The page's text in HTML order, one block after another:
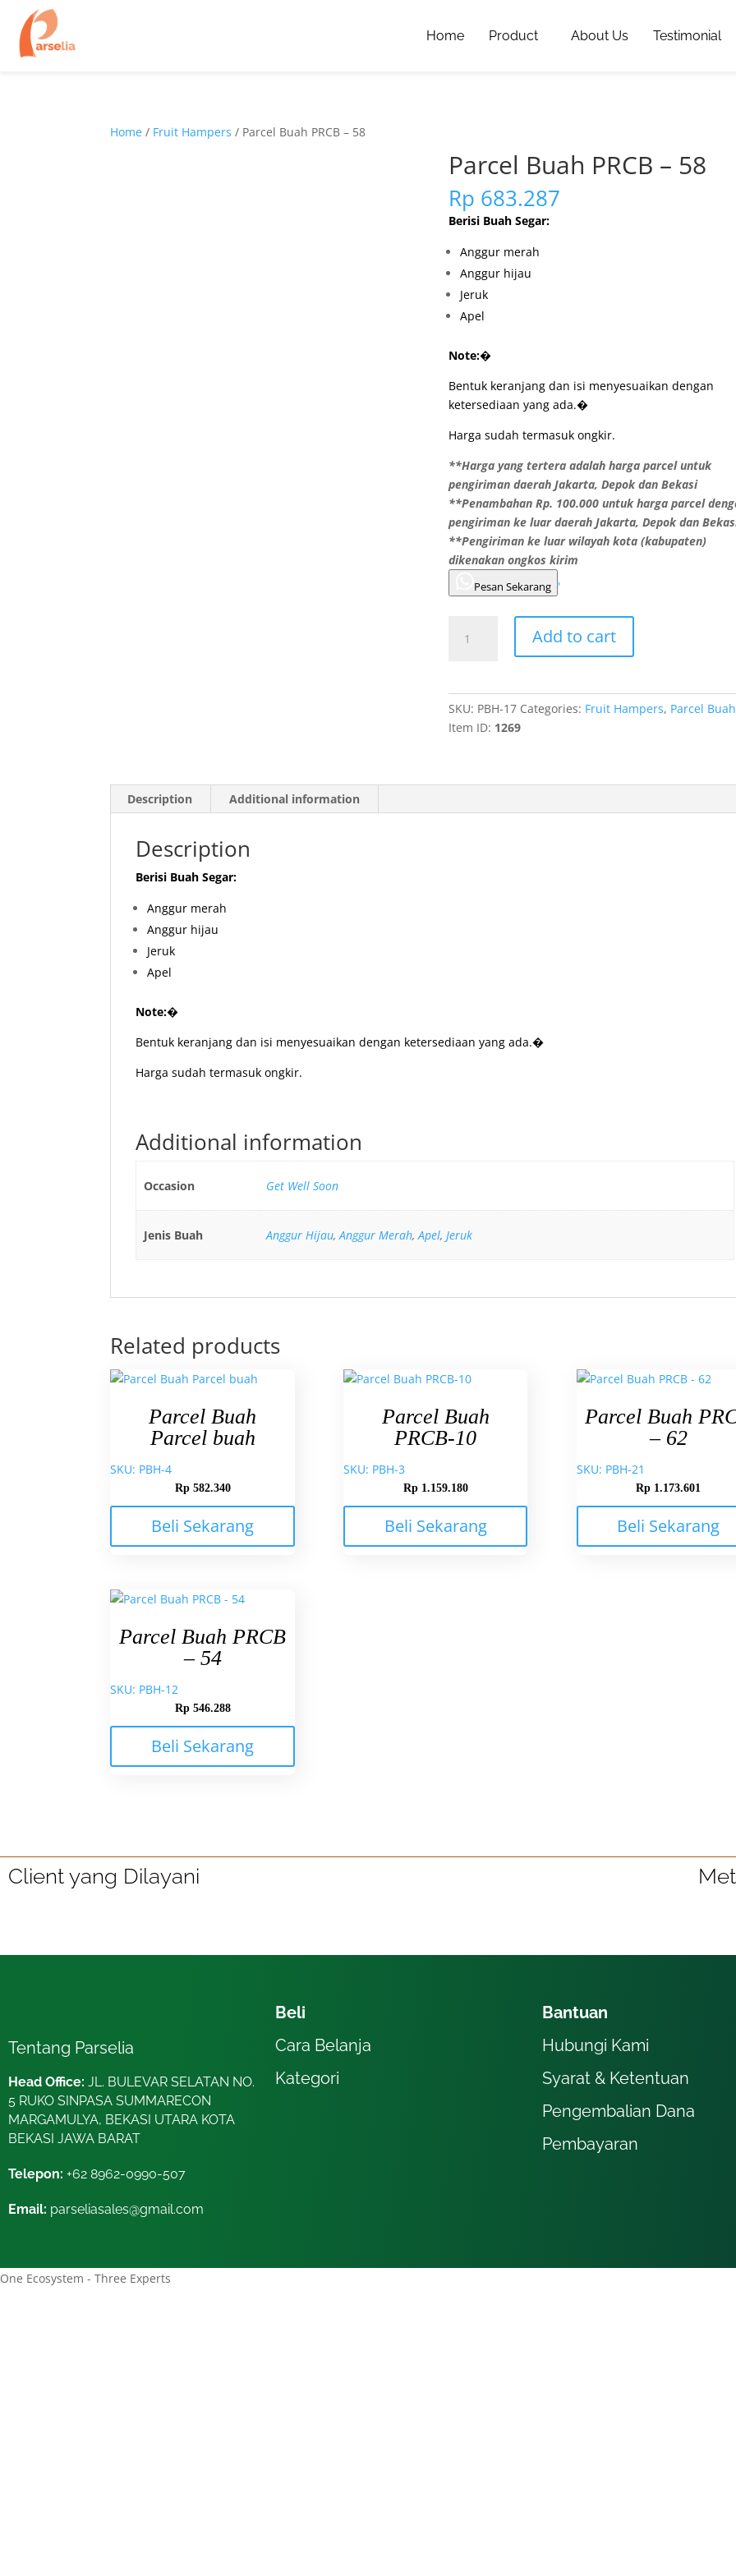
Home Product About Us Testimonial
Home / Fruit Hampers / Parcel Buah PRCB – 58
Parcel Buah PRCB – 58
Rp 683.287
Berisi Buah Segar:
Anggur merah
Anggur hijau
Jeruk
Apel
Note:�
Bentuk keranjang dan isi menyesuaikan dengan
ketersediaan yang ada.�
Harga sudah termasuk ongkir.
**Harga yang tertera adalah harga parcel untuk
pengiriman daerah Jakarta, Depok dan Bekasi
**Penambahan Rp. 100.000 untuk harga parcel
pengiriman ke luar daerah Jakarta, Depok dan
**Pengiriman ke luar wilayah kota (kabupaten)
dikenakan ongkos kirim
Pesan Sekarang '
Add to cart
SKU: PBH-17 Categories: Fruit Hampers, Parcel
Item ID: 1269
Description Additional information
Description
Berisi Buah Segar:
Anggur merah
Anggur hijau
Jeruk
Apel
Note:�
Bentuk keranjang dan isi menyesuaikan dengan ketersediaan yang ada.�
Harga sudah termasuk ongkir.
Additional information
Occasion Get Well Soon
Jenis Buah Anggur Hijau,Anggur Merah,Apel, Jeruk
Related products
Parcel Buah
Parcel buah
SKU: PBH-4
Rp582.340
Beli Sekarang
Parcel Buah
PRCB-10
SKU: PBH-3
Rp1.159.180
Beli Sekarang
Parcel Buah
– 62
SKU: PBH-21
Rp 1.173.601
Beli Sekarang
Parcel Buah PRCB
– 54
SKU: PBH-12
Rp546.288
Beli Sekarang
Client yang Dilayani
Tentang Parselia
Head Office: JL. BULEVAR SELATAN NO.
5 RUKO SINPASA SUMMARECON
MARGAMULYA, BEKASI UTARA KOTA
BEKASI JAWA BARAT
Telepon: +62 8962-0990-507
Email: parseliasales@gmail.com
Beli
Cara Belanja
Kategori
Bantuan
Hubungi Kami
Syarat & Ketentuan
Pengembalian Dana
Pembayaran
One Ecosystem - Three Experts